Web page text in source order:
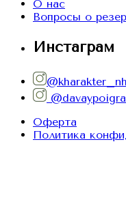
О нас
Вопросы о
Инстаграм
Оферта
Политика